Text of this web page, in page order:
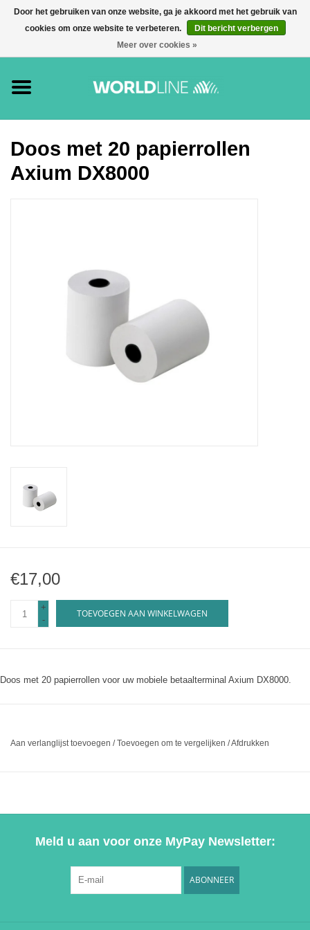
0 Artikel(en) - €0,00
Betaalterminals
E-commerce
Doos met 20 papierrollen
Axium DX8000
€17,00
+
-
TOEVOEGEN AAN WINKELWAGEN
Doos met 20 papierrollen voor uw mobiele betaalterminal Axium DX8000.
Aan verlanglijst toevoegen /Toevoegen om te vergelijken /Afdrukken
Meld u aan voor onze MyPay Newsletter:
ABONNEER
Door het gebruiken van onze website, ga je akkoord met het gebruik van
cookies om onze website te verbeteren.
Dit bericht verbergen
Meer over cookies »